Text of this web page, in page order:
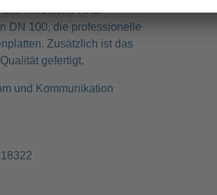
inkludierte HKD
DN 100, die professionelle
Zusätzlich ist das
gefertigt.
und Kommunikation